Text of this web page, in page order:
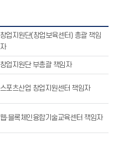
창업지원단(창업보육센터) 총괄 책임
자
창업지원단 부총괄 책임자
스포츠산업 창업지원센터 책임자
웹⸱블록체인융합기술교육센터 책임자